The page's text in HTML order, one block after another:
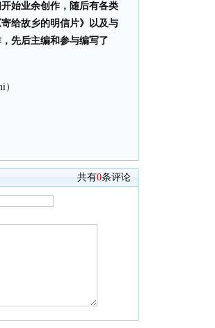
始业余创作，随后有各类
给故乡的明信片》以及与
先后主编和参与编写了
共有0条评论